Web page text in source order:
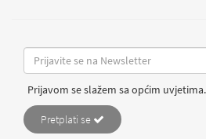
Prijavom se slažem sa općim uvjetima.
Pretplati se